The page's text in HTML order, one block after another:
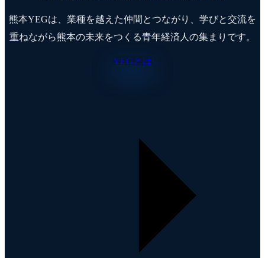
熊本YEGは、業種を越えた仲間とつながり、学びと交流を
重ねながら熊本の未来をつくる青年経済人の集まりです。
YEGとは